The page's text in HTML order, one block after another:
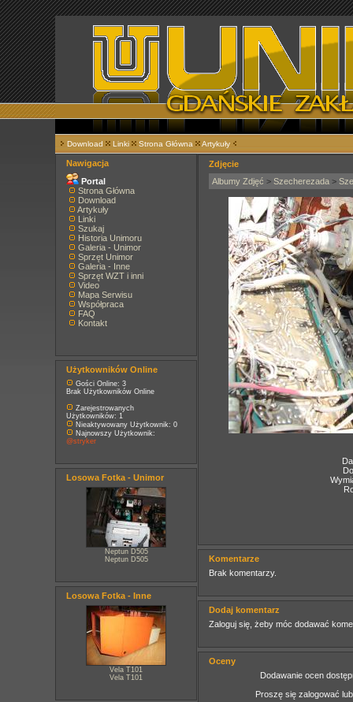
Download Linki Strona Główna Artykuły
Nawigacja
Portal
Strona Główna
Download
Artykuły
Linki
Szukaj
Historia Unimoru
Galeria - Unimor
Sprzęt Unimor
Galeria - Inne
Sprzęt WZT i inni
Video
Mapa Serwisu
Współpraca
FAQ
Kontakt
Użytkowników Online
Gości Online: 3
Brak Użytkowników Online
Zarejestrowanych
Użytkowników: 1
Nieaktywowany Użytkownik: 0
Najnowszy Użytkownik:
@stryker
Losowa Fotka - Unimor
Neptun D505
Neptun D505
Losowa Fotka - Inne
Vela T101
Vela T101
Zdjęcie
Albumy Zdjęć > Szecherezada >
Komentarze
Brak komentarzy.
Dodaj komentarz
Zaloguj się, żeby móc dodawać
Oceny
Dodawanie ocen
Proszę się zalogować